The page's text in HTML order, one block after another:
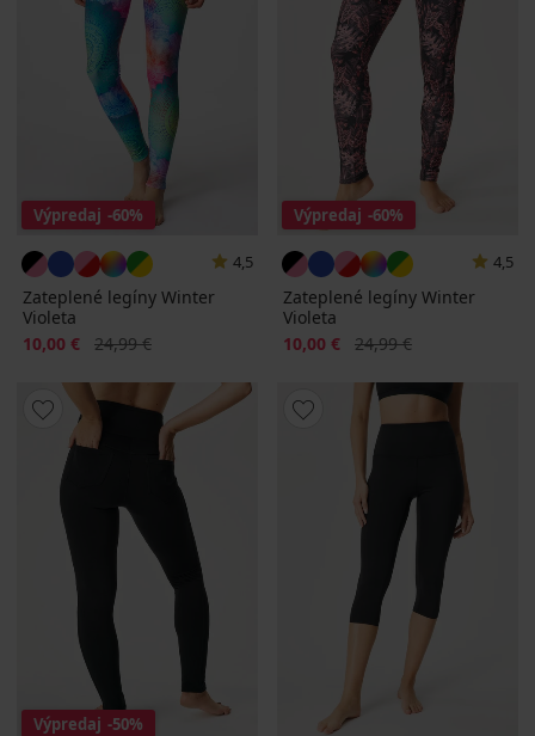
Výpredaj -60%
4,5
Zateplené legíny Winter
Violeta
Zľava
10,00 € Pôvodná cena
24,99 €
Výpredaj -60%
4,5
Zateplené legíny Winter
Violeta
Zľava
10,00 € Pôvodná cena
24,99 €
Výpredaj -50%